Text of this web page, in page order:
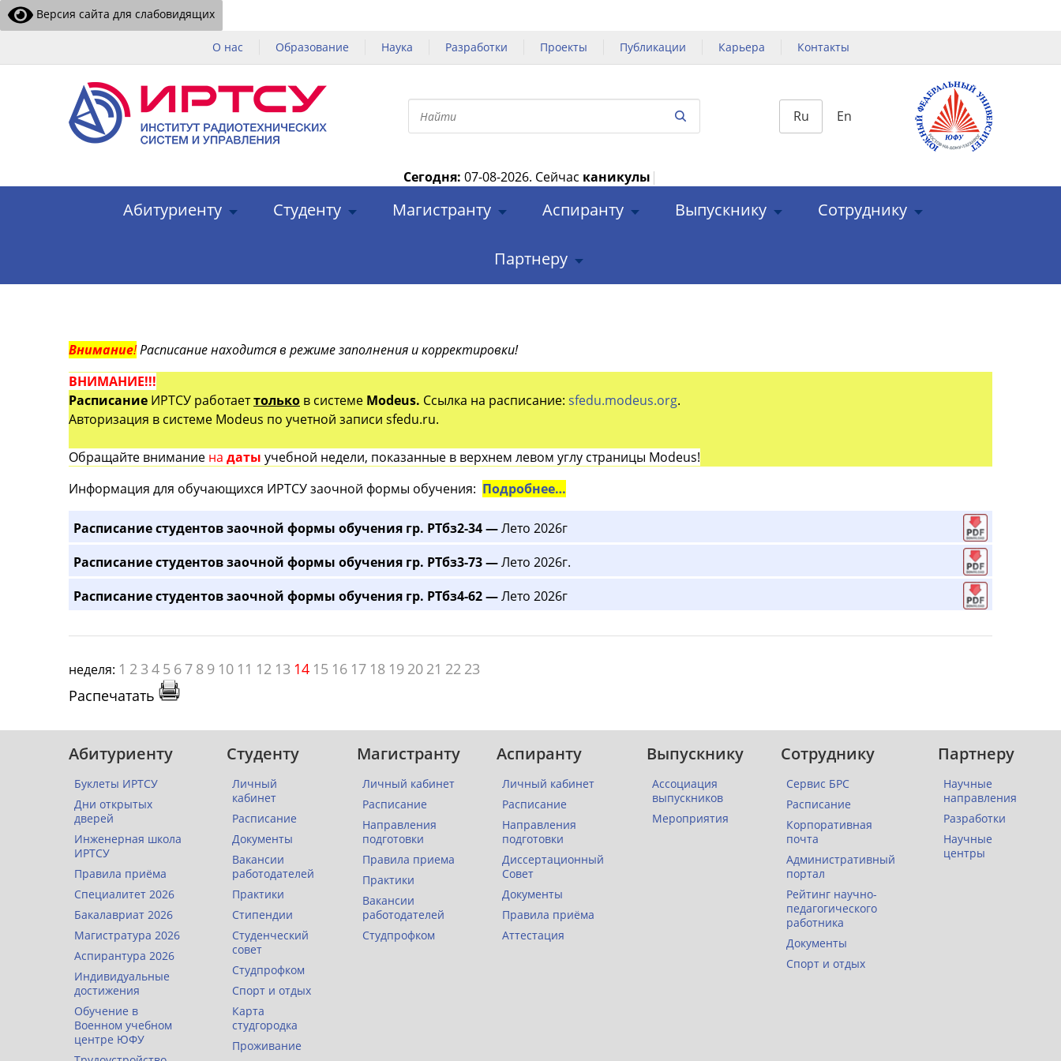
Версия сайта для слабовидящих
О нас Образование Наука Разработки Проекты Публикации Карьера Контакты
Ru En
Сегодня: 07-08-2026. Сейчас каникулы |
Абитуриенту Студенту Магистранту Аспиранту Выпускнику Сотруднику
Партнеру
Внимание!Расписание находится в режиме заполнения и корректировки!
ВНИМАНИЕ!!!
Расписание ИРТСУ работаеттолько в системе Modeus. Ссылка на расписание: sfedu.modeus.org.
Авторизация в системе Modeus по учетной записи sfedu.ru.
Обращайте внимание на даты учебной недели, показанные в верхнем левом углу страницы Modeus!
Информация для обучающихся ИРТСУ заочной формы обучения: Подробнее…
Расписание студентов заочной формы обучения гр. РТбз2-34 —Лето 2026г
Расписание студентов заочной формы обучения гр. РТбз3-73 —Лето 2026г.
Расписание студентов заочной формы обучения гр. РТбз4-62 —Лето 2026г
неделя: 1 2 3 4 5 6 7 8 9 10 11 12 13 14 15 16 17 18 19 20 21 22 23
Распечатать
Абитуриенту
Буклеты ИРТСУ
Дни открытых
дверей
Инженерная школа
ИРТСУ
Правила приёма
Специалитет 2026
Бакалавриат 2026
Магистратура 2026
Аспирантура 2026
Индивидуальные
достижения
Обучение в
Военном учебном
центре ЮФУ
Студенту
Личный
кабинет
Расписание
Документы
Вакансии
работодателей
Практики
Стипендии
Студенческий
совет
Студпрофком
Спорт и отдых
Карта
студгородка
Проживание
Магистранту
Личный кабинет
Расписание
Направления
подготовки
Правила приема
Практики
Вакансии
работодателей
Студпрофком
Аспиранту
Личный кабинет
Расписание
Направления
подготовки
Диссертационный
Совет
Документы
Правила приёма
Аттестация
Выпускнику
Ассоциация
выпускников
Мероприятия
Сотруднику
Сервис БРС
Расписание
Корпоративная
почта
Административный
портал
Рейтинг научно-
педагогического
работника
Документы
Спорт и отдых
Партнеру
Научные
направления
Разработки
Научные
центры